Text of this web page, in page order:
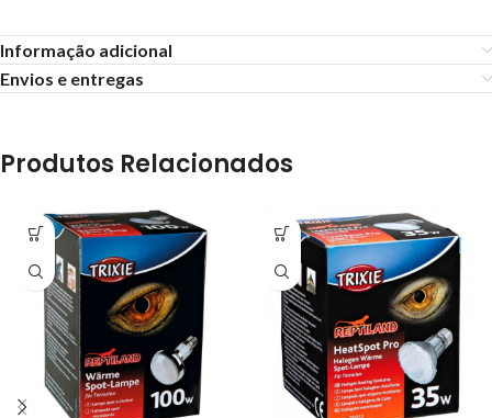
Informação adicional
Envios e entregas
Produtos Relacionados